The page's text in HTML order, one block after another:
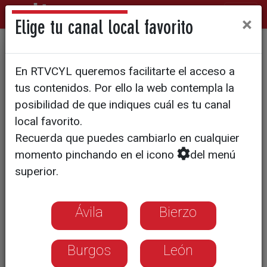
Podemos: "Segovia necesita
el triple de viviendas
protegidas de las
planificadas"
Elige tu canal local favorito ×
En RTVCYL queremos facilitarte el acceso a
tus contenidos. Por ello la web contempla la
posibilidad de que indiques cuál es tu canal
local favorito.
Recuerda que puedes cambiarlo en cualquier
momento pinchando en el icono
del menú
superior.
Ávila Bierzo
Burgos León